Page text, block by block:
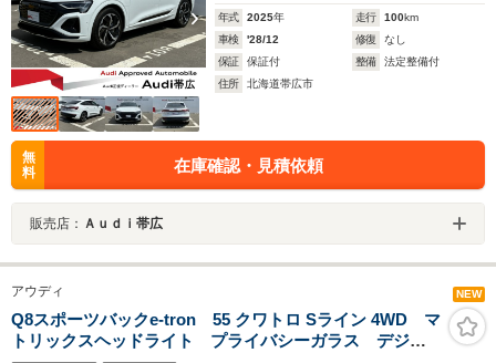
年式 2025年 走行 100km
車検
'28/12 修復
なし
保証
保証付 整備
法定整備付
住所
北海道帯広市
無
料
在庫確認・見積依頼
販売店： Ａｕｄｉ帯広
アウディ NEW
Q8スポーツバックe-tron 55 クワトロ Sライン 4WD マ
トリックスヘッドライト プライバシーガラス デジタ